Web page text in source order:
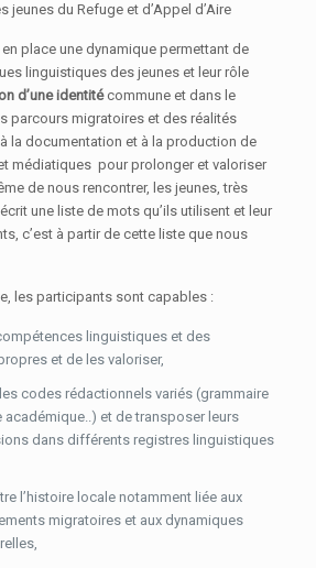
jeunes du Refuge et d’Appel d’Aire
place une dynamique permettant de
linguistiques des jeunes et leur rôle
d’une identitécommune et dans le
parcours migratoires et des réalités
la documentation et à la production de
médiatiques pour prolonger et valoriser
de nous rencontrer, les jeunes, très
une liste de mots qu’ils utilisent et leur
c’est à partir de cette liste que nous
les participants sont capables :
linguistiques et des
et de les valoriser,
codes rédactionnels variés (grammaire
académique..) et de transposer leurs
dans différents registres linguistiques
l’histoire locale notamment liée aux
migratoires et aux dynamiques